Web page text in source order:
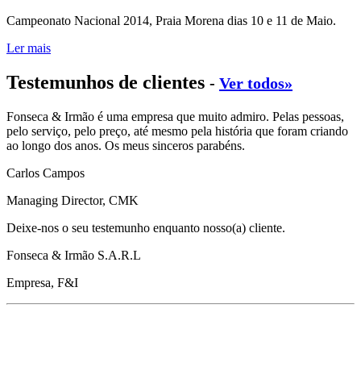
Campeonato Nacional 2014, Praia Morena dias 10 e 11 de Maio.
Ler mais
Testemunhos de clientes - Ver todos»
Fonseca & Irmão é uma empresa que muito admiro. Pelas pessoas,
pelo serviço, pelo preço, até mesmo pela história que foram criando
ao longo dos anos. Os meus sinceros parabéns.
Carlos Campos
Managing Director, CMK
Deixe-nos o seu testemunho enquanto nosso(a) cliente.
Fonseca & Irmão S.A.R.L
Empresa, F&I